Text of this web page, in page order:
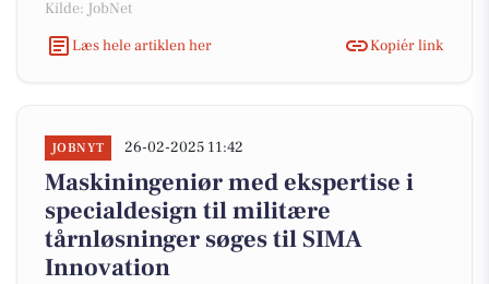
Kilde: JobNet
Læs hele artiklen her
Kopiér link
JOBNYT 26-02-2025 11:42
Maskiningeniør med ekspertise i
specialdesign til militære
tårnløsninger søges til SIMA
Innovation